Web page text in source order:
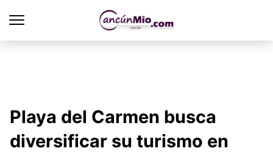
Playa del Carmen busca
diversificar su turismo en